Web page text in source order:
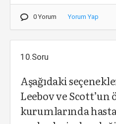
0 Yorum Yorum Yap
10.Soru
Aşağıdaki
Leebov ve Scott’un
kurumlarında